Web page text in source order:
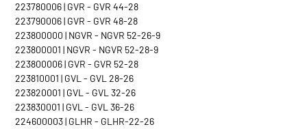
223780006 | GVR - GVR 44-28
223790006 | GVR - GVR 48-28
223800000 | NGVR - NGVR 52-26-9
223800001 | NGVR - NGVR 52-28-9
223800006 | GVR - GVR 52-28
223810001 | GVL - GVL 28-26
223820001 | GVL - GVL 32-26
223830001 | GVL - GVL 36-26
224600003 | GLHR - GLHR-22-26